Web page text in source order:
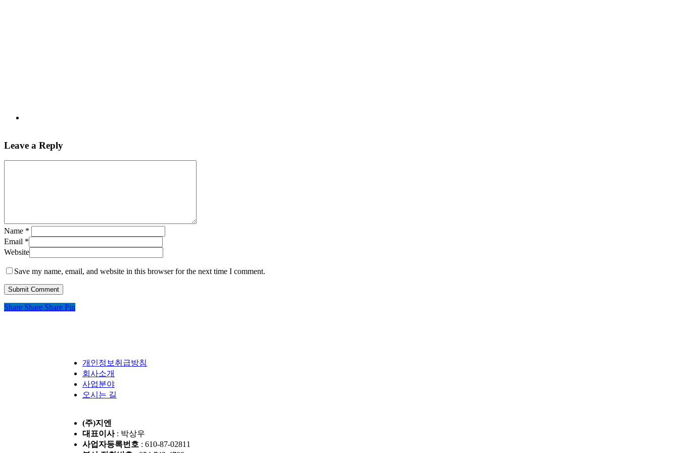
Leave a Reply
Name *
Email *
Website
Save my name, email, and website in this browser for the next time I comment.
Share Share Share Pin
개인정보취급방침
회사소개
사업분야
오시는 길
(주)지엔
대표이사: 박상우
사업자등록번호 : 610-87-02811